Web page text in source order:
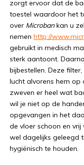
zorgt ervoor dat de
toestel waardoor het
over Microbankan u
nemen http://
gebruikt in medisch
sterk aantoont.
bijbestellen. Deze
lucht alvorens hem op
zweven er heel wat
wil je niet op de
opgevangen in het
de vloer schoon en
wel dagelijks geleegd
hygiënisch te houden.